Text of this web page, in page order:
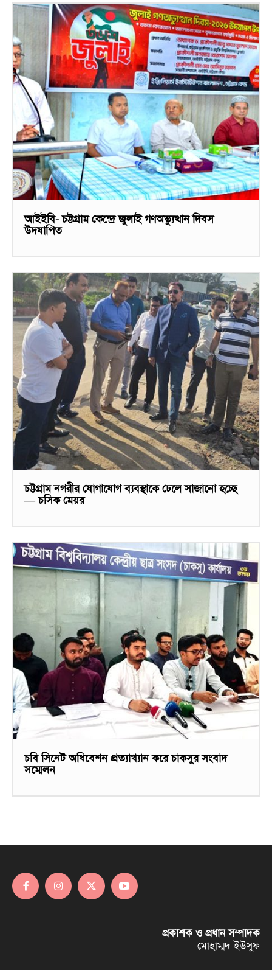
আইইবি- চট্টগ্রাম কেন্দ্রে জুলাই গণঅভ্যুত্থান দিবস
উদযাপিত
চট্টগ্রাম নগরীর যোগাযোগ ব্যবস্থাকে ঢেলে সাজানো হচ্ছে
— চসিক মেয়র
চবি সিনেট অধিবেশন প্রত্যাখ্যান করে চাকসুর সংবাদ
সম্মেলন
প্রকাশক ও প্রধান সম্পাদক
মোহাম্মদ ইউসুফ